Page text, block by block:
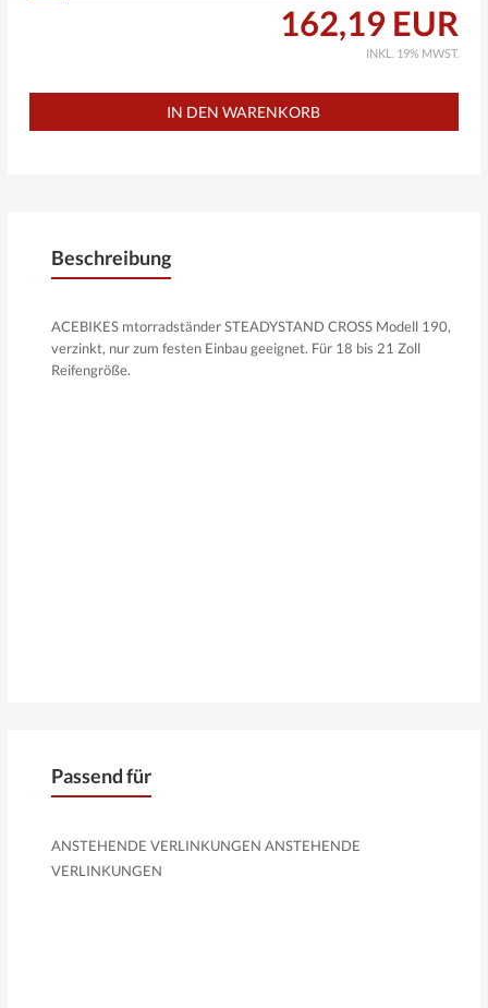
162,19 EUR
INKL. 19% MWST.
Beschreibung
ACEBIKES mtorradständer STEADYSTAND CROSS Modell 190,
verzinkt, nur zum festen Einbau geeignet. Für 18 bis 21 Zoll
Reifengröße.
Passend für
ANSTEHENDE VERLINKUNGEN ANSTEHENDE
VERLINKUNGEN